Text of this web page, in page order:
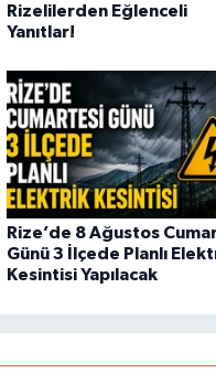
Rizelilerden Eğlenceli
Yanıtlar!
Rize’de 8 Ağustos
Günü 3 İlçede Planlı
Kesintisi Yapılacak